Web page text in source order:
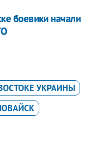
боевики начали
УКРАИНЫ